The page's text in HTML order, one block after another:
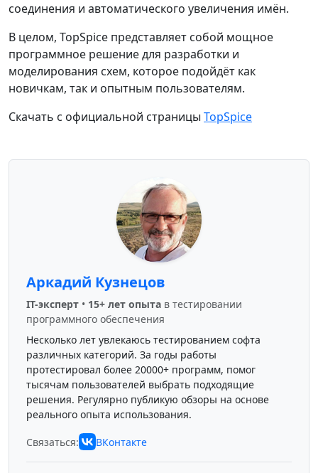
соединения и автоматического увеличения имён.
В целом, TopSpice представляет собой мощное
программное решение для разработки и
моделирования схем, которое подойдёт как
новичкам, так и опытным пользователям.
Скачать с официальной страницы TopSpice
Аркадий Кузнецов
IT-эксперт • 15+ лет опыта в тестировании
программного обеспечения
Несколько лет увлекаюсь тестированием софта
различных категорий. За годы работы
протестировал более 20000+ программ, помог
тысячам пользователей выбрать подходящие
решения. Регулярно публикую обзоры на основе
реального опыта использования.
Связаться: ВКонтакте